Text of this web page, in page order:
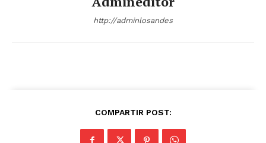
http://adminlosandes
COMPARTIR POST: